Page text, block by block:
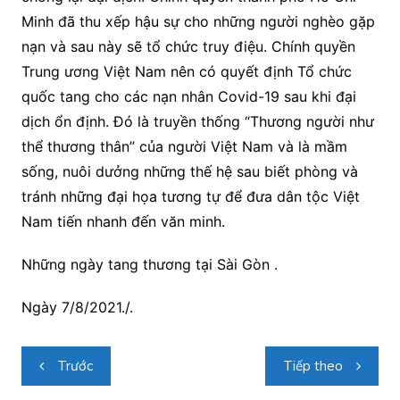
Minh đã thu xếp hậu sự cho những người nghèo gặp
nạn và sau này sẽ tổ chức truy điệu. Chính quyền
Trung ương Việt Nam nên có quyết định Tổ chức
quốc tang cho các nạn nhân Covid-19 sau khi đại
dịch ổn định. Đó là truyền thống “Thương người như
thể thương thân” của người Việt Nam và là mầm
sống, nuôi dưởng những thế hệ sau biết phòng và
tránh những đại họa tương tự để đưa dân tộc Việt
Nam tiến nhanh đến văn minh.
Những ngày tang thương tại Sài Gòn .
Ngày 7/8/2021./.
Điều
hướng
Trước Tiếp theo